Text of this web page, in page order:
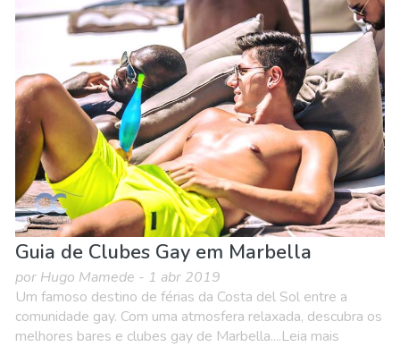
Guia de Clubes Gay em Marbella
por Hugo Mamede - 1 abr 2019
Um famoso destino de férias da Costa del Sol entre a
comunidade gay. Com uma atmosfera relaxada, descubra os
melhores bares e clubes gay de Marbella....Leia mais